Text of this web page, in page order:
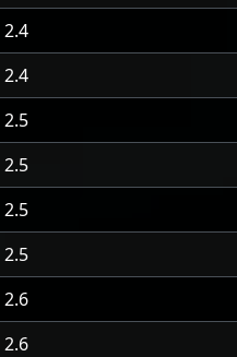
2.4
2.4
2.5
2.5
2.5
2.5
2.6
2.6